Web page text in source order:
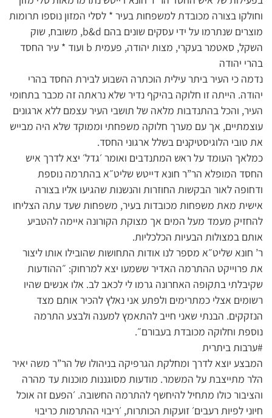
וחולקו בצורה מכובדת למשפחות בעיר * לסלי המזון נוספו תרומות
מוצרים שנתרמו על ידי עסקים שונים בהם b&d, משובח, שוק
השקל, סאטמר בעקרי, מצות יהודה, פעמית b ועוד * עיר החסד
בהרי יהודה
נדמה כי העיר ביתר עילית הוכתרה השבוע לבירת החסד בהרי
יהודה. הייתה זו חלוקה בהיקף נדיר שלא נראתה זה מכבר בתחומי
העיר, והכל בהתנדבות מלאה של תושבי העיר עצמם ללא ארגונים
עוצמתיים, אך עם מערך חלוקה משפחתי וממוקד שלא היה מבייש
את טובי הלוגיסטיקנים בשלל ארגוני החסד.
כמלאך העומד על ראש המתנדבים ואומר ׳גדל׳ יצא לדרך איש
החסד המופלא הר”ר חונא דייטש שליט״א בהתרמה נוספת
ודחופה לאור הבקשות החוזרות והנשנות שהגיעו אליו בצורה
אישית מאת משפחות מכובדות בעיר, משפחות שעד עתה הצליחו
להחזיק מעמד מעל המים אך מצוקת הקורונה איימה להטביע
אותם במצולות הבעיות הכלכליות.
ר’ חונא שליט״א מספר לנו אודות התחושות שהובילו אותו ליצור
את פרוייקט ההתרמה האדיר ששמעו יצא למרחוק: ״ההודעות
שקיבלתי בתקופה האחרונה גרמו לי לכאב לב. אלו אנשים שהיו
רשומים אצלי כמתרימים ולפתע אני נאלץ להכיר אותם מצד
הנזקקים. הבנתי שאני חייב להתאמץ למענה ולבצע התרמה
נוספת וחלוקה מכובדת בעבורם״.
#ערבות ביתרית
המבצע יוצא לדרך ומחלקת הגרפיקה בניהולו של הר”ר משה יאיר
הלר מתייצבת על המשמר. מודעות מסוגננות מוכנות עד מהרה
והציבור כולו מתחיל להיחשף להתרמה החשובה. ׳הפעם זה אוכל
חיוני לפיות רעבים׳ זועקות הכותרות, ׳ריבוי ההתרמות כריבוי